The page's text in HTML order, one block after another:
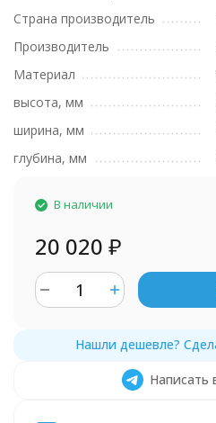
Страна производитель
Производитель
Материал
высота, мм
ширина, мм
глубина, мм
В наличии
20 020 ₽
Написать